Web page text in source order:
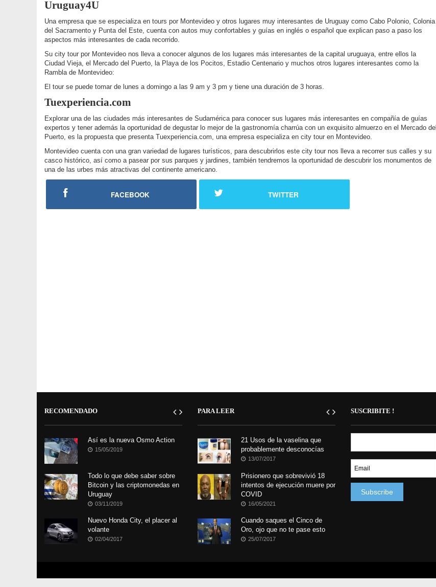
Uruguay4U
Una empresa que se especializa en tours por Montevideo y otros lugares muy interesantes de Uruguay como Cabo Polonio, Colonia
del Sacramento y Punta del Este, cuenta con autos muy confortables y guías en inglés o español que explican paso a paso los
aspectos más interesantes de cada recorrido.
Su city tour por Montevideo nos lleva a conocer algunos de los lugares más interesantes de la capital uruguaya, entre ellos la
Ciudad Vieja, el Mercado del Puerto, la Playa de los Pocitos, Estadio Centenario y muchos otros lugares interesantes como la
Rambla de Montevideo:
El tour se puede tomar de lunes a domingo a las 9 am y 3 pm y tiene una duración de 3 horas.
Tuexperiencia.com
Explorar una de las ciudades más interesantes de Sudamérica para conocer sus lugares más interesantes en compañía de guías
expertos y tener además la oportunidad de degustar lo mejor de la gastronomía charrúa con un exquisito almuerzo en el Mercado del
Puerto, es la propuesta que presenta Tuexperiencia.com, una empresa especializa en city tour en Montevideo.
Montevideo cuenta con una gran variedad de lugares turísticos, para descubrirlos este city tour nos lleva a recorrer sus calles y su
casco histórico, así como a pasear por sus parques y jardines, también tendremos la oportunidad de descubrir los monumentos de
una de las urbes más atractivas del continente americano.
FACEBOOK TWITTER
RECOMENDADO
Así es la nueva Osmo Action
15/05/2019
Todo lo que debe saber sobre
Bitcoin y las criptomonedas en
Uruguay
03/11/2019
Nuevo Honda City, el placer al
volante
02/04/2017
PARA LEER
21 Usos de la vaselina que
probablemente desconocías
13/07/2017
Prisionero que sobrevivió 18
intentos de ejecución muere por
COVID
16/05/2021
Cuando saques el Cinco de
Oro, ojo que no te pase esto
25/07/2017
SUSCRIBITE !